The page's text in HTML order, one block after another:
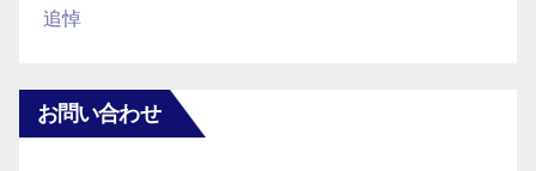
追悼
お問い合わせ